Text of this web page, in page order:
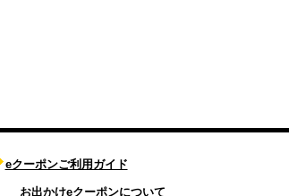
eクーポンご利用ガイド
お出かけeクーポンについて